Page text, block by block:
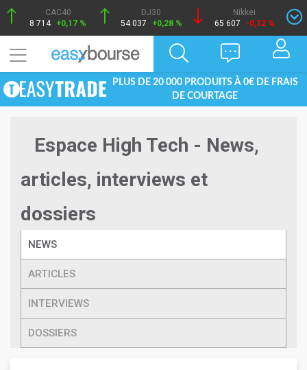
CAC40
8 714 +0,17 %
DJ30
54 037
+0,28 %
Nikkei
65 607
-0,12 %
PLUS DE 20 000 PRODUITS À 0€ DE FRAIS
DE COURTAGE
Espace High Tech - News,
articles, interviews et
dossiers
NEWS
ARTICLES
INTERVIEWS
DOSSIERS